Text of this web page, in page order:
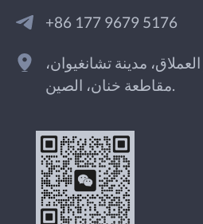
+86 177 9679 5176
العملاق، مدينة تشانغيوان،
مقاطعة خنان، الصين.